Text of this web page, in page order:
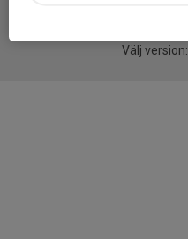
Välj version: